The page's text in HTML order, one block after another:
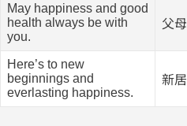
May happiness and good
health always be with
you.
父
Here’s to new
beginnings and
everlasting happiness.
新